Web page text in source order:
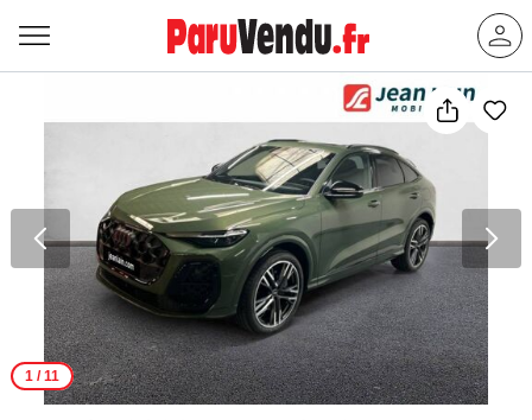
1/ 11